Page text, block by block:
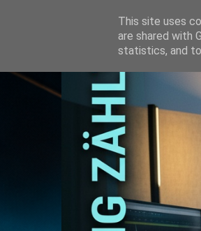
This site uses
are shared with
statistics, and